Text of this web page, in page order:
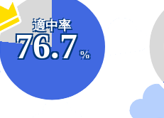
適中率
76.7
%